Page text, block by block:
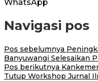
WhatsApp
Navigasi pos
Pos sebelumnya
Banyuwangi Selesaikan
Pos berikutnya
Tutup Workshop Jurnal